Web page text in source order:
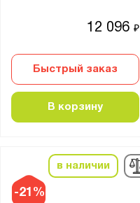
12 096₽
Быстрый заказ
В корзину
-21%
в наличии